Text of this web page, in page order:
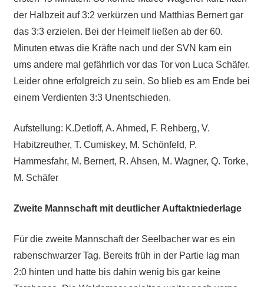
der Halbzeit auf 3:2 verkürzen und Matthias Bernert gar
das 3:3 erzielen. Bei der Heimelf ließen ab der 60.
Minuten etwas die Kräfte nach und der SVN kam ein
ums andere mal gefährlich vor das Tor von Luca Schäfer.
Leider ohne erfolgreich zu sein. So blieb es am Ende bei
einem Verdienten 3:3 Unentschieden.
Aufstellung: K.Detloff, A. Ahmed, F. Rehberg, V.
Habitzreuther, T. Cumiskey, M. Schönfeld, P.
Hammesfahr, M. Bernert, R. Ahsen, M. Wagner, Q. Torke,
M. Schäfer
Zweite Mannschaft mit deutlicher Auftaktniederlage
Für die zweite Mannschaft der Seelbacher war es ein
rabenschwarzer Tag. Bereits früh in der Partie lag man
2:0 hinten und hatte bis dahin wenig bis gar keine